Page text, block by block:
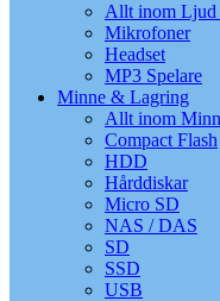
Allt inom Ljud
Mikrofoner
Headset
MP3 Spelare
Minne & Lagring
Allt inom
Compact Flash
HDD
Hårddiskar
Micro SD
NAS / DAS
SD
SSD
USB